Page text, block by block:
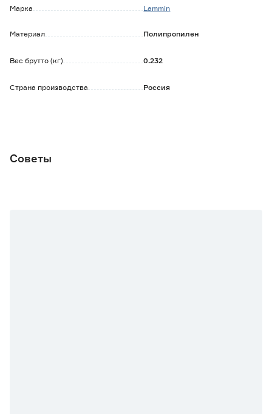
Марка Lammin
Материал Полипропилен
Вес брутто (кг) 0.232
Страна производства Россия
Советы